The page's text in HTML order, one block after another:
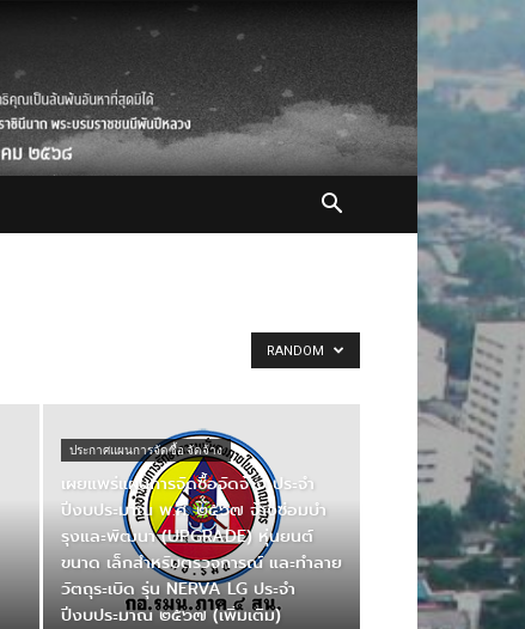
RANDOM
ประกาศแผนการจัดซื้อ จัดจ้าง
เผยแพร่แผนการจัดซื้อจัดจ้าง ประจํา
ปีงบประมาณ พ.ศ. ๒๕๖๗ จ้างซ่อมบํา
รุงและพัฒนา (UPGRADE) หุ่นยนต์
ขนาด เล็กสําหรับตรวจการณ์ และทําลาย
วัตถุระเบิด รุ่น NERVA LG ประจํา
ปีงบประมาณ ๒๕๖๗ (เพิ่มเติม)